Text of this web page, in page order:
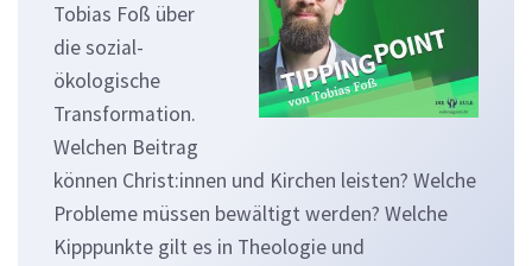
Tobias Foß über
die sozial-
ökologische
Transformation.
Welchen Beitrag
können Christ:innen und Kirchen leisten? Welche
Probleme müssen bewältigt werden? Welche
Kipppunkte gilt es in Theologie und